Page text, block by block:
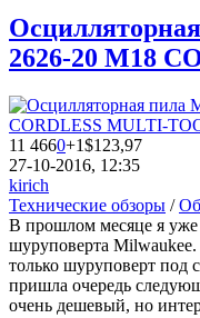
2626-20 M18
11 4660+1$123,97
27-10-2016, 12:35
kirich
Технические обзоры /
В прошлом месяце я уже
шуруповерта Milwaukee.
только шуруповерт под
пришла очередь
очень дешевый, но